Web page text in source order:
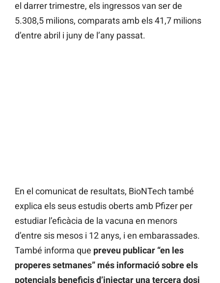
el darrer trimestre, els ingressos van ser de
5.308,5 milions, comparats amb els 41,7 milions
d’entre abril i juny de l’any passat.
En el comunicat de resultats, BioNTech també
explica els seus estudis oberts amb Pfizer per
estudiar l’eficàcia de la vacuna en menors
d’entre sis mesos i 12 anys, i en embarassades.
També informa que preveu publicar “en les
properes setmanes” més informació sobre els
potencials beneficis d’injectar una tercera dosi